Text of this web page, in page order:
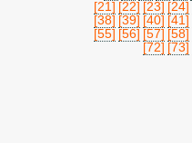
[21] [22] [23] [24]
[38] [39] [40] [41]
[55] [56] [57] [58]
[72] [73]